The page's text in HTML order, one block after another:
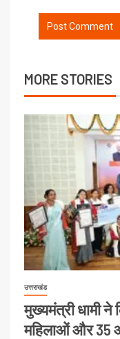
MORE STORIES
उत्तराखंड
मुख्यमंत्री धामी ने
महिलाओं और 35